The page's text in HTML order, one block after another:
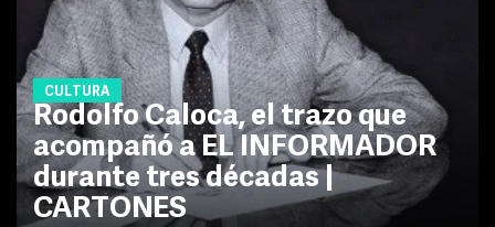
CULTURA
Rodolfo Caloca, el trazo que
acompañó a EL INFORMADOR
durante tres décadas |
CARTONES